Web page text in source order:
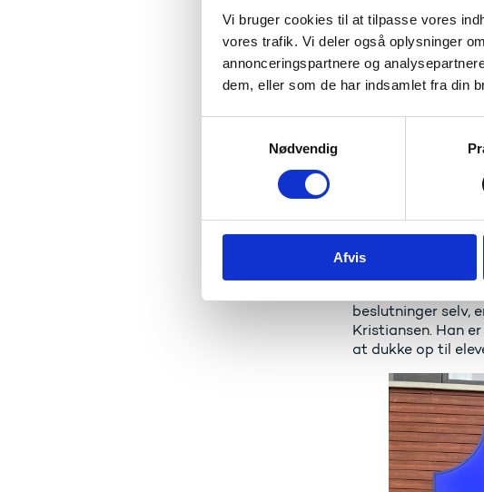
Vi bruger cookies til at tilpasse vores
vores trafik. Vi deler også oplysninger
annonceringspartnere og
dem, eller som de har indsamlet fra din
v
Nødvendig
Afvis
Det er ikke første
omtrent 10 år
med den
tyske og danske
Mens
ansøger,
samtidig få et
”Jeg er imponeret
ind hos de tyske
hvor de ude hos
beslutninger selv,
Kristiansen. Han
at dukke op til